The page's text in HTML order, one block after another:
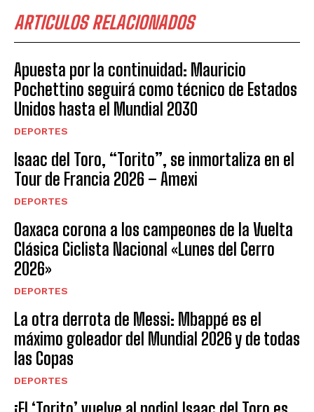
ARTICULOS RELACIONADOS
Apuesta por la continuidad: Mauricio
Pochettino seguirá como técnico de Estados
Unidos hasta el Mundial 2030
DEPORTES
Isaac del Toro, “Torito”, se inmortaliza en el
Tour de Francia 2026 – Amexi
DEPORTES
Oaxaca corona a los campeones de la Vuelta
Clásica Ciclista Nacional «Lunes del Cerro
2026»
DEPORTES
La otra derrota de Messi: Mbappé es el
máximo goleador del Mundial 2026 y de todas
las Copas
DEPORTES